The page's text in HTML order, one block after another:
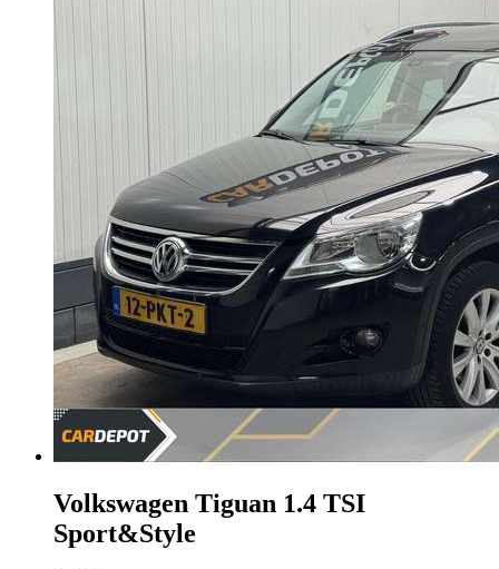
Volkswagen Tiguan 1.4 TSI
Sport&Style